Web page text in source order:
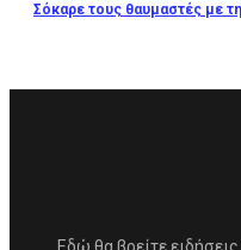
Σόκαρε τους θαυμαστές με